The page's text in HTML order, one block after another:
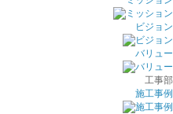
ビジョン
バリュー
工事部
施工事例